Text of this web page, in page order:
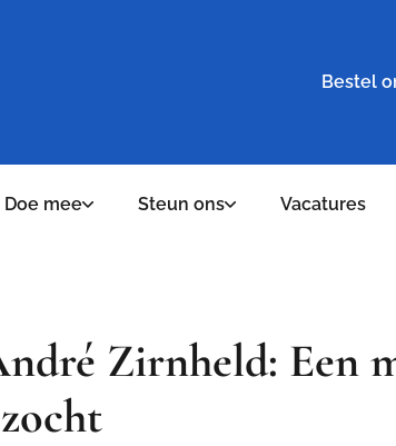
Bestel
Doe mee Steun ons Vacatures
Zirnheld: Een